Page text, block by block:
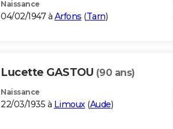
Naissance
04/02/1947 à Arfons (Tarn)
Lucette GASTOU (90 ans)
Naissance
22/03/1935 à Limoux(Aude)